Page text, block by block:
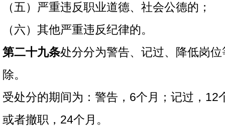
（五）严重违反职业道德、社会公德的；
（六）其他严重违反纪律的。
第二十九条处分分为警告、记过、降低岗
除。
受处分的期间为：警告，6个月；记过，12
或者撤职，24个月。